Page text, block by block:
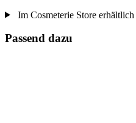
Im Cosmeterie Store erhältlich
Passend dazu